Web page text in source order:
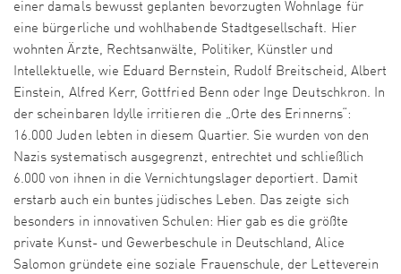
einer damals bewusst geplanten bevorzugten Wohnlage für
eine bürgerliche und wohlhabende Stadtgesellschaft. Hier
wohnten Ärzte, Rechtsanwälte, Politiker, Künstler und
Intellektuelle, wie Eduard Bernstein, Rudolf Breitscheid, Albert
Einstein, Alfred Kerr, Gottfried Benn oder Inge Deutschkron. In
der scheinbaren Idylle irritieren die „Orte des Erinnerns“:
16.000 Juden lebten in diesem Quartier. Sie wurden von den
Nazis systematisch ausgegrenzt, entrechtet und schließlich
6.000 von ihnen in die Vernichtungslager deportiert. Damit
erstarb auch ein buntes jüdisches Leben. Das zeigte sich
besonders in innovativen Schulen: Hier gab es die größte
private Kunst- und Gewerbeschule in Deutschland, Alice
Salomon gründete eine soziale Frauenschule, der Letteverein